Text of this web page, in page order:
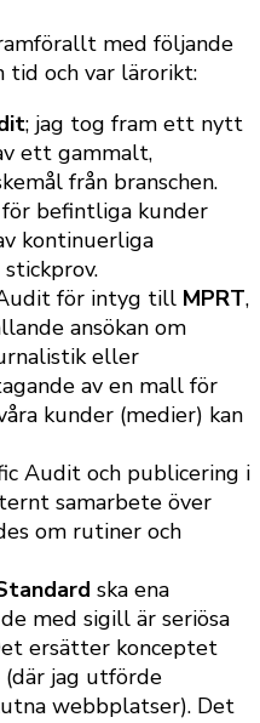
med följande
tid och var lärorikt:
; jag tog fram ett nytt
ett gammalt,
från branschen.
befintliga kunder
kontinuerliga
för intyg till MPRT,
ansökan om
eller
av en mall för
kunder (medier) kan
Audit och publicering i
samarbete över
om rutiner och
ska ena
med sigill är seriösa
ersätter konceptet
jag utförde
webbplatser). Det